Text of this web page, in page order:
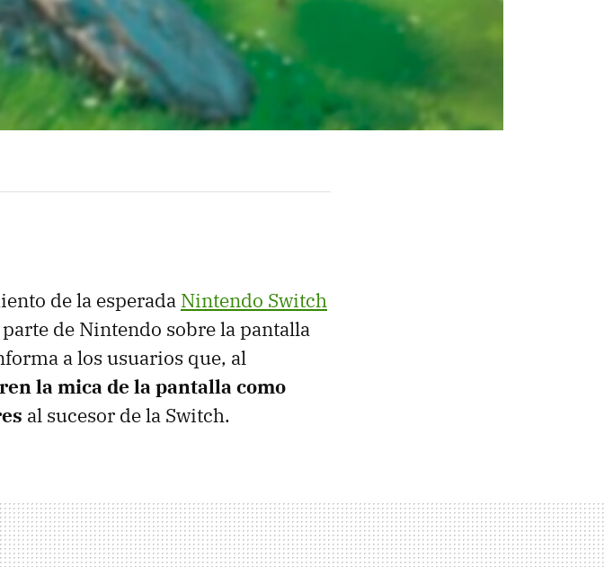
de la esperada Nintendo Switch
de Nintendo sobre la pantalla
a los usuarios que, al
la mica de la pantalla como
al sucesor de la Switch.